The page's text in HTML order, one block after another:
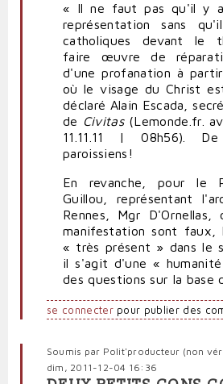
« Il ne faut pas qu'il y
représentation sans
catholiques devant le
faire œuvre de
d'une profanation à
où le visage du Christ
déclaré Alain Escada,
de Civitas(Lemonde.fr.
11.11.11 | 08h56).
paroissiens!
En revanche, pour le
Guillou, représentant
Rennes, Mgr D'Ornellas,
manifestation sont faux,
« très présent » dans le
il s'agit d'une «
des questions sur la base
se connecterpour publier des
Soumis par Polit'producteur (non
dim, 2011-12-04 16:36